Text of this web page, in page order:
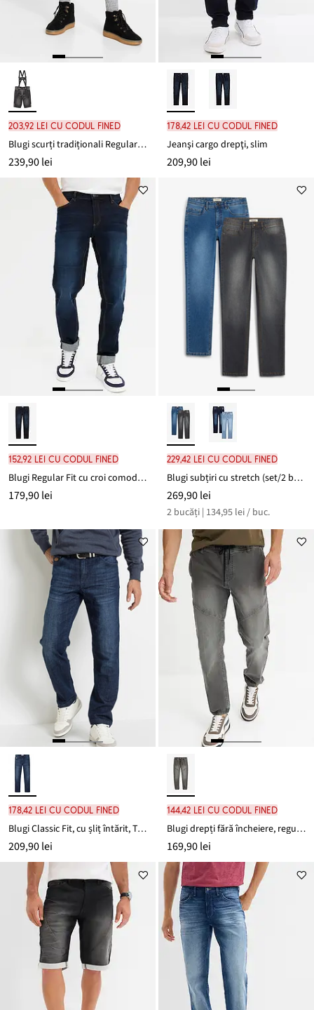
203,92 lei cu codul FINED
Blugi scurți tradiționali Regular Fit
239,90 lei
178,42 lei cu codul FINED
Jeanşi cargo drepţi, slim
209,90 lei
152,92 lei cu codul FINED
Blugi Regular Fit cu croi comod și model conic
179,90 lei
229,42 lei cu codul FINED
Blugi subțiri cu stretch (set/2 buc.), Regular Fit
269,90 lei
2 bucăți | 134,95 lei / buc.
178,42 lei cu codul FINED
Blugi Classic Fit, cu șliț întărit, Tapered
209,90 lei
144,42 lei cu codul FINED
Blugi drepți fără încheiere, regular fit
169,90 lei